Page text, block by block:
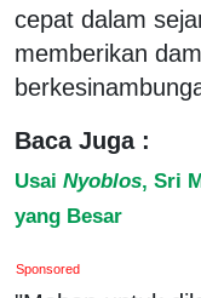
cepat dalam
memberikan
Baca Juga :
Usai Nyoblos, Sri
yang Besar
Sponsored